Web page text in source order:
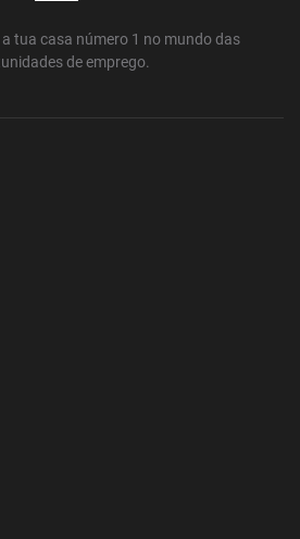
tua casa número 1 no mundo das
de emprego.